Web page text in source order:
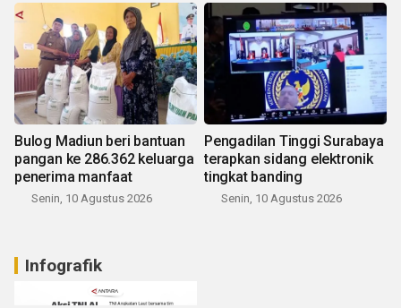
Bulog Madiun beri bantuan
pangan ke 286.362 keluarga
penerima manfaat
Senin, 10 Agustus 2026
Pengadilan Tinggi Surabaya
terapkan sidang elektronik
tingkat banding
Senin, 10 Agustus 2026
Infografik